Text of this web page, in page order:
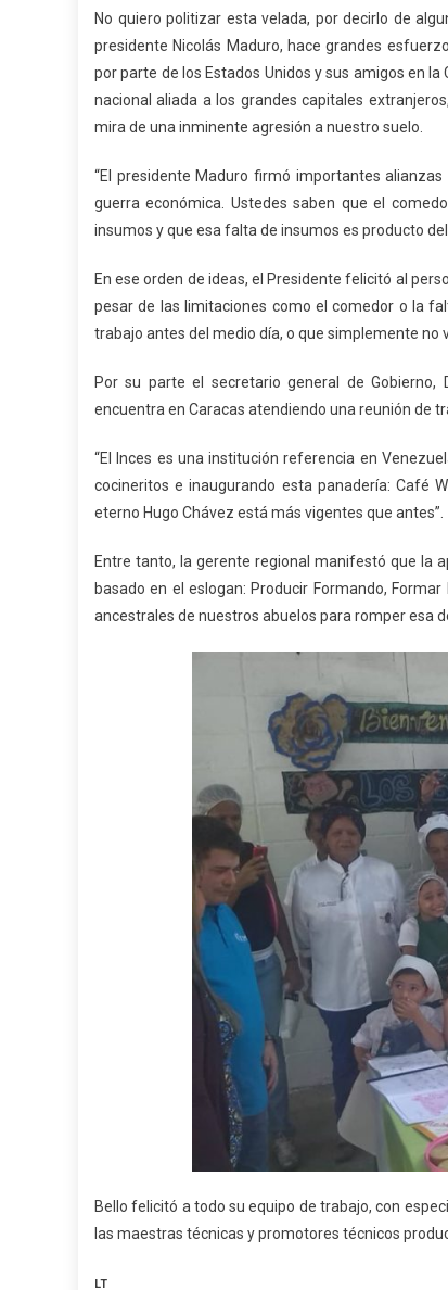
No quiero politizar esta velada, por decirlo de
presidente Nicolás Maduro, hace grandes
por parte de los Estados Unidos y sus amigos en
nacional aliada a los grandes capitales
mira de una inminente agresión a nuestro suelo.
“El presidente Maduro firmó importantes
guerra económica. Ustedes saben que el
insumos y que esa falta de insumos es producto
En ese orden de ideas, el Presidente felicitó al
pesar de las limitaciones como el comedor o la
trabajo antes del medio día, o que simplemente no
Por su parte el secretario general de
encuentra en Caracas atendiendo una reunión de
“El Inces es una institución referencia en
cocineritos e inaugurando esta panadería: Café
eterno Hugo Chávez está más vigentes que antes”.
Entre tanto, la gerente regional manifestó que la
basado en el eslogan: Producir Formando,
ancestrales de nuestros abuelos para romper esa
Bello felicitó a todo su equipo de trabajo, con
las maestras técnicas y promotores técnicos
LT